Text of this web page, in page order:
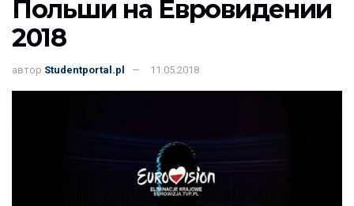
Польши на Евровидении
2018
автор Studentportal.pl 11.05.2018